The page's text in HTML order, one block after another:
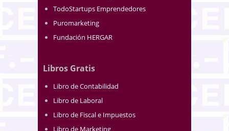
TodoStartups Emprendedores
Puromarketing
Fundación HERGAR
Libros Gratis
Libro de Contabilidad
Libro de Laboral
Libro de Fiscal e Impuestos
Libro de Marketing